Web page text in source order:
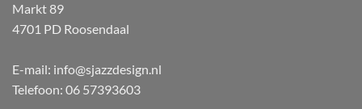
Markt 89
4701 PD Roosendaal
E-mail: info@sjazzdesign.nl
Telefoon: 06 57393603